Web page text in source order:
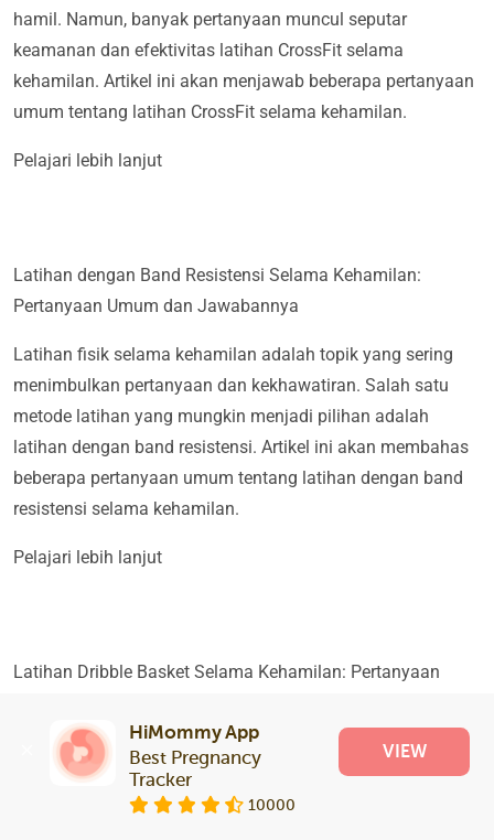
hamil. Namun, banyak pertanyaan muncul seputar
keamanan dan efektivitas latihan CrossFit selama
kehamilan. Artikel ini akan menjawab beberapa pertanyaan
umum tentang latihan CrossFit selama kehamilan.
Pelajari lebih lanjut
Latihan dengan Band Resistensi Selama Kehamilan:
Pertanyaan Umum dan Jawabannya
Latihan fisik selama kehamilan adalah topik yang sering
menimbulkan pertanyaan dan kekhawatiran. Salah satu
metode latihan yang mungkin menjadi pilihan adalah
latihan dengan band resistensi. Artikel ini akan membahas
beberapa pertanyaan umum tentang latihan dengan band
resistensi selama kehamilan.
Pelajari lebih lanjut
Latihan Dribble Basket Selama Kehamilan: Pertanyaan
Latihan fisik selama kehamilan adalah topik yang sering
menimbulkan pertanyaan dan kekhawatiran. Salah satu
latihan yang mungkin menjadi pertimbangan adalah latihan
HiMommy App
Best Pregnancy
Tracker
10000
VIEW